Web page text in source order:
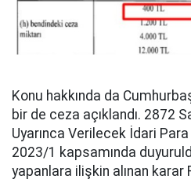
Konu hakkında da
bir de ceza açıklandı. 2872
Uyarınca Verilecek İdari
2023/1 kapsamında
yapanlara ilişkin alınan karar